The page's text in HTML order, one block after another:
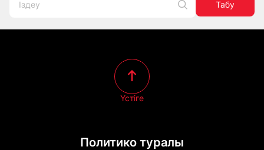
Табу
Политико туралы
Үстіге